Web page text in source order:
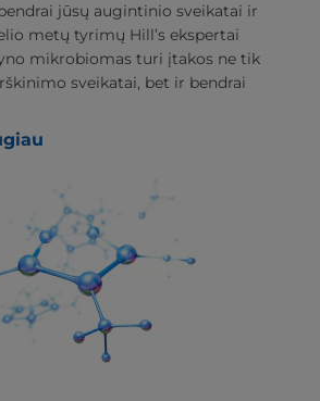
jūsų augintinio sveikatai ir
metų tyrimų Hill’s ekspertai
mikrobiomas turi įtakos ne tik
sveikatai, bet ir bendrai